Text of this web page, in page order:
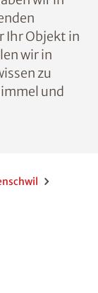
Ihr Objekt in
wir in
zu
und